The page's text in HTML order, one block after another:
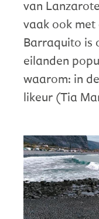
van
vaak ook met
Barraquito is
eilanden
waarom: in
likeur (Tia